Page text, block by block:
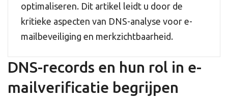
optimaliseren. Dit artikel leidt u door de
kritieke aspecten van DNS-analyse voor e-
mailbeveiliging en merkzichtbaarheid.
DNS-records en hun rol in e-
mailverificatie begrijpen